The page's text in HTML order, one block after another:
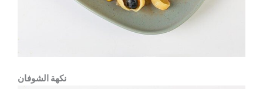
نكهة الشوفان